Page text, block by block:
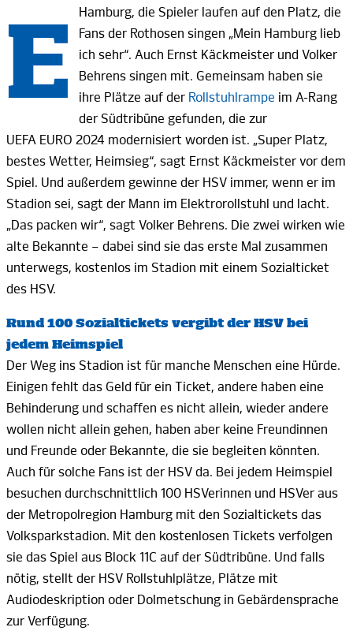
E
Hamburg, die Spieler laufen auf den Platz, die
Fans der Rothosen singen „Mein Hamburg lieb
ich sehr“. Auch Ernst Käckmeister und Volker
Behrens singen mit. Gemeinsam haben sie
ihre Plätze auf der Rollstuhlrampe im A-Rang
der Südtribüne gefunden, die zur
UEFA EURO 2024 modernisiert worden ist. „Super Platz,
bestes Wetter, Heimsieg“, sagt Ernst Käckmeister vor dem
Spiel. Und außerdem gewinne der HSV immer, wenn er im
Stadion sei, sagt der Mann im Elektrorollstuhl und lacht.
„Das packen wir“, sagt Volker Behrens. Die zwei wirken wie
alte Bekannte – dabei sind sie das erste Mal zusammen
unterwegs, kostenlos im Stadion mit einem Sozialticket
des HSV.
Rund 100 Sozialtickets vergibt der HSV bei
jedem Heimspiel
Der Weg ins Stadion ist für manche Menschen eine Hürde.
Einigen fehlt das Geld für ein Ticket, andere haben eine
Behinderung und schaffen es nicht allein, wieder andere
wollen nicht allein gehen, haben aber keine Freundinnen
und Freunde oder Bekannte, die sie begleiten könnten.
Auch für solche Fans ist der HSV da. Bei jedem Heimspiel
besuchen durchschnittlich 100 HSVerinnen und HSVer aus
der Metropolregion Hamburg mit den Sozialtickets das
Volksparkstadion. Mit den kostenlosen Tickets verfolgen
sie das Spiel aus Block 11C auf der Südtribüne. Und falls
nötig, stellt der HSV Rollstuhlplätze, Plätze mit
Audiodeskription oder Dolmetschung in Gebärdensprache
zur Verfügung.